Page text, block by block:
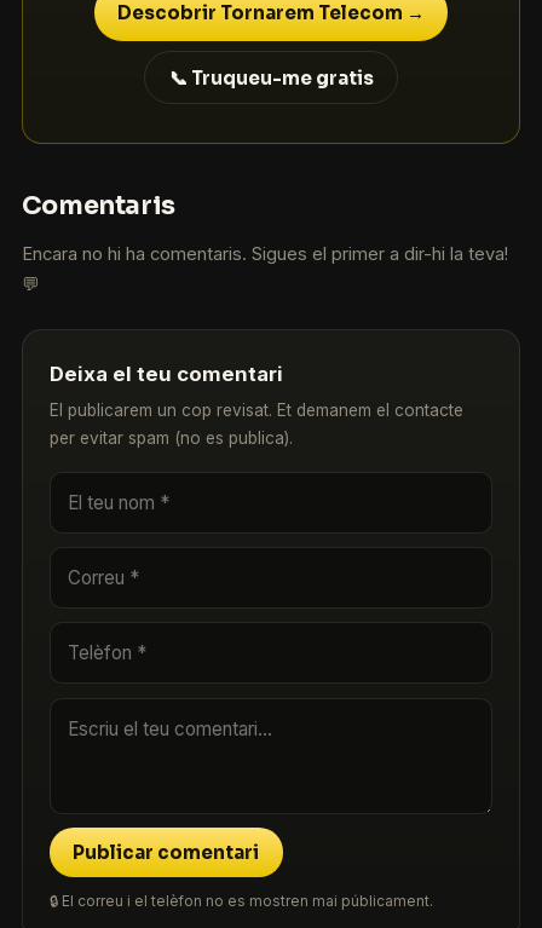
Descobrir Tornarem Telecom →
📞 Truqueu-me gratis
Comentaris
Encara no hi ha comentaris. Sigues el primer a dir-hi la teva!
💬
Deixa el teu comentari
El publicarem un cop revisat. Et demanem el contacte
per evitar spam (no es publica).
Publicar comentari
🔒 El correu i el telèfon no es mostren mai públicament.